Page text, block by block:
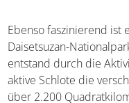
Ebenso faszinierend ist
Daisetsuzan-
entstand durch die
aktive Schlote die
über 2.200